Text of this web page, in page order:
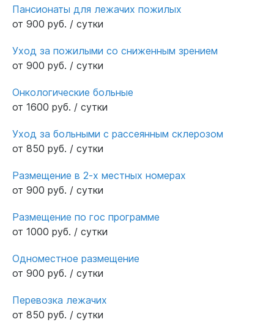
Пансионаты для лежачих пожилых
от 900 руб. / сутки
Уход за пожилыми со сниженным зрением
от 900 руб. / сутки
Онкологические больные
от 1600 руб. / сутки
Уход за больными с рассеянным склерозом
от 850 руб. / сутки
Размещение в 2-х местных номерах
от 900 руб. / сутки
Размещение по гос программе
от 1000 руб. / сутки
Одноместное размещение
от 900 руб. / сутки
Перевозка лежачих
от 850 руб. / сутки